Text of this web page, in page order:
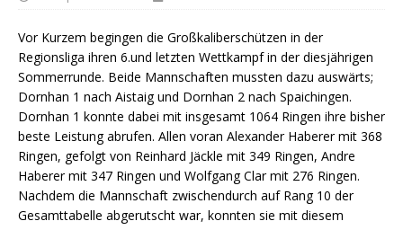
Vor Kurzem begingen die Großkaliberschützen in der
Regionsliga ihren 6.und letzten Wettkampf in der diesjährigen
Sommerrunde. Beide Mannschaften mussten dazu auswärts;
Dornhan 1 nach Aistaig und Dornhan 2 nach Spaichingen.
Dornhan 1 konnte dabei mit insgesamt 1064 Ringen ihre bisher
beste Leistung abrufen. Allen voran Alexander Haberer mit 368
Ringen, gefolgt von Reinhard Jäckle mit 349 Ringen, Andre
Haberer mit 347 Ringen und Wolfgang Clar mit 276 Ringen.
Nachdem die Mannschaft zwischendurch auf Rang 10 der
Gesamttabelle abgerutscht war, konnten sie mit diesem